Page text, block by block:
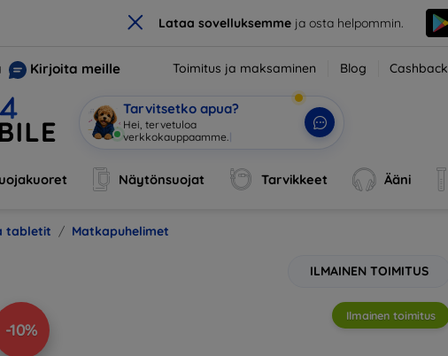
× Lataa sovelluksemmeja osta helpommin.
Kirjoita meille Toimitus ja maksaminen Blog Cashback
Tarvitsetko apua?
Ole|
Näytönsuojat Tarvikkeet Ääni
tabletit Matkapuhelimet
ILMAINEN TOIMITUS
-10%
Ilmainen toimitus